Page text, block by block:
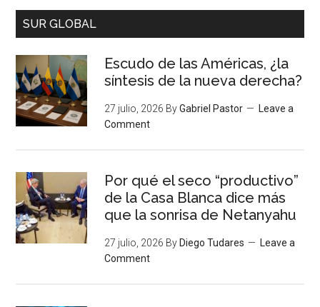
SUR GLOBAL
Escudo de las Américas, ¿la
síntesis de la nueva derecha?
27 julio, 2026 ByGabriel Pastor
Leave a
Comment
Por qué el seco “productivo”
de la Casa Blanca dice más
que la sonrisa de Netanyahu
27 julio, 2026 By Diego Tudares
Leave a
Comment